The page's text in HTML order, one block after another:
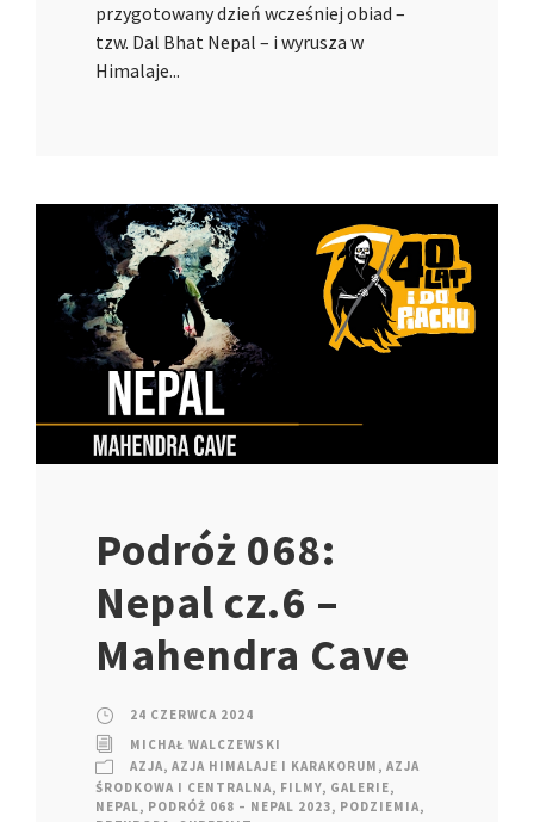
przygotowany dzień wcześniej obiad –
tzw. Dal Bhat Nepal – i wyrusza w
Himalaje...
Podróż 068:
Nepal cz.6 –
Mahendra Cave
24 CZERWCA 2024
MICHAŁ WALCZEWSKI
AZJA, AZJA HIMALAJE I KARAKORUM , AZJA
ŚRODKOWA I CENTRALNA, FILMY, GALERIE,
NEPAL, PODRÓŻ 068 – NEPAL 2023, PODZIEMIA,